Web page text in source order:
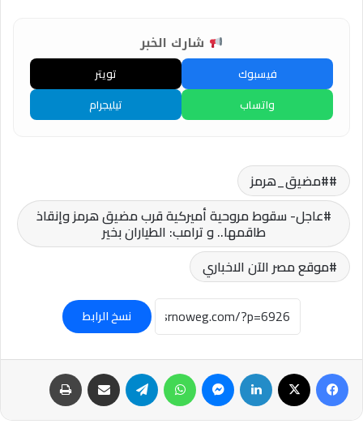
شارك الخبر
فيسبوك
تويتر
واتساب
تيليجرام
#مضيق_هرمز
عاجل- سقوط مروحية أميركية قرب مضيق هرمز وإنقاذ
طاقمها.. و ترامب: الطياران بخير
موقع مصر الآن الاخباري
نسخ الرابط
فيسبوك لينكدإن ماسنجر واتساب تيلقرام مشاركة عبر البريد